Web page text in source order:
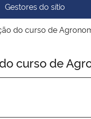
Geral da
Central do Brasil
Gestores do sítio
do curso de
curso de